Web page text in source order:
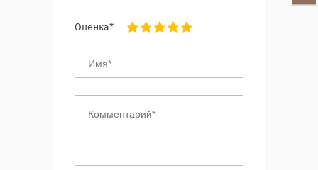
Оценка*